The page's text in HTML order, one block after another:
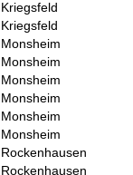
Kriegsfeld
Kriegsfeld
Monsheim
Monsheim
Monsheim
Monsheim
Monsheim
Monsheim
Rockenhausen
Rockenhausen